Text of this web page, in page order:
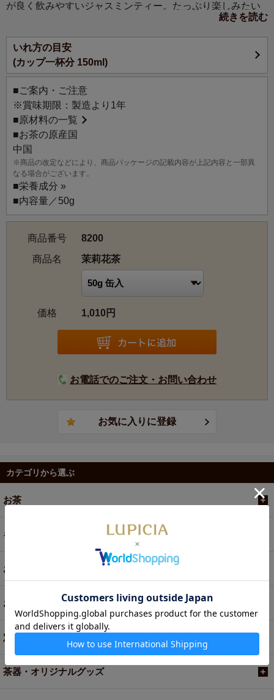
が良く飲みやすいジャスミンティー。たっぷり楽しみたい
続きを読む
いれ方の目安
(カップ一杯分 150ml)
■ご案内・ご注意
※賞味期限：製造より1年
■原材料の一覧
■お茶の原産国
中国
※商品の改定などにより、商品パッケージの記載内容が上記内容と一部異
なる場合がございます。
■栄養成分 »
■内容量／50g
商品番号
8200
商品名
茉莉花茶
価格 1,010円
お電話でのご注文・お問い合わせ
カテゴリから選ぶ
お茶
ギフト
お菓子・食品・飲料
お買い得商品
定期便
茶器・オリジナルグッズ